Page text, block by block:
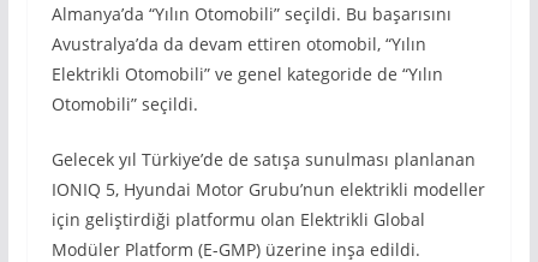
Almanya’da “Yılın Otomobili” seçildi. Bu başarısını
Avustralya’da da devam ettiren otomobil, “Yılın
Elektrikli Otomobili” ve genel kategoride de “Yılın
Otomobili” seçildi.
Gelecek yıl Türkiye’de de satışa sunulması planlanan
IONIQ 5, Hyundai Motor Grubu’nun elektrikli modeller
için geliştirdiği platformu olan Elektrikli Global
Modüler Platform (E-GMP) üzerine inşa edildi.